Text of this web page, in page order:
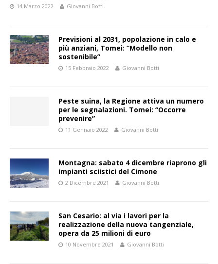
14 Marzo 2022 Giovanni Botti
Previsioni al 2031, popolazione in calo e
più anziani, Tomei: “Modello non
sostenibile”
15 Febbraio 2022 Giovanni Botti
Peste suina, la Regione attiva un numero
per le segnalazioni. Tomei: “Occorre
prevenire”
11 Gennaio 2022 Giovanni Botti
Montagna: sabato 4 dicembre riaprono gli
impianti sciistici del Cimone
2 Dicembre 2021 Giovanni Botti
San Cesario: al via i lavori per la
realizzazione della nuova tangenziale,
opera da 25 milioni di euro
10 Novembre 2021 Giovanni Botti